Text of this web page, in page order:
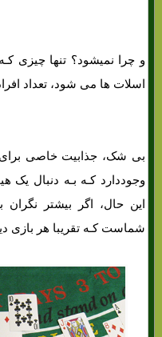
و چرا نمیشود؟ تنها چیزی
اسلات ها می شود، تعداد
بی شک، جذابیت خاصی برای
وجوددارد کـه بـه دنبال یک
این حال، اگر بیشتر
شماست کـه تقریبا هر بازی